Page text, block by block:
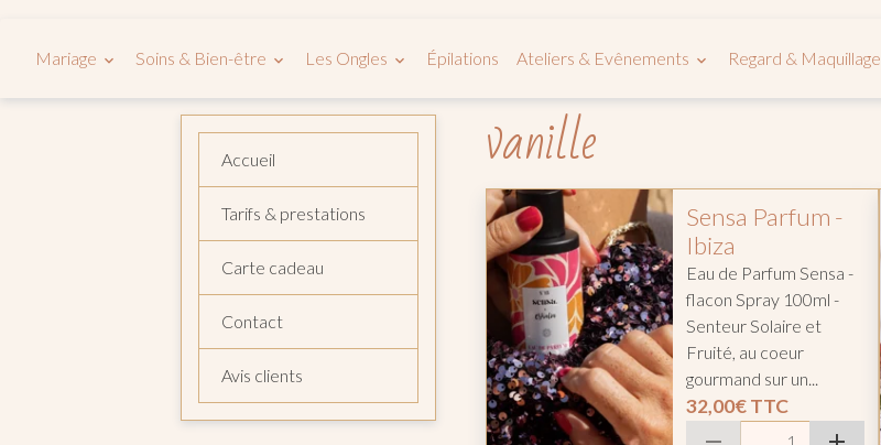
Mariage Soins & Bien-être Les Ongles Épilations Ateliers & Evênements Regard & Maquillage
vanille
Sensa Parfum -
Ibiza
Eau de Parfum Sensa -
flacon Spray 100ml -
Senteur Solaire et
Fruité, au coeur
gourmand sur un...
32,00€TTC
Accueil
Tarifs & prestations
Carte cadeau
Contact
Avis clients